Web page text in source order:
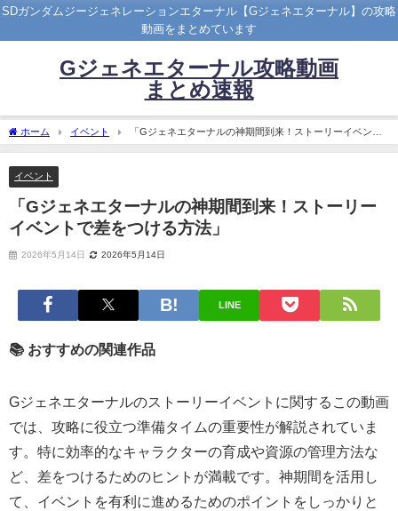
SDガンダムジージェネレーションエターナル【Gジェネエターナル】の攻略
動画をまとめています
Gジェネエターナル攻略動画
まとめ速報
ホーム イベント
「Gジェネエターナルの神期間到来！ストーリーイベント
で差をつける方法」
イベント
「Gジェネエターナルの神期間到来！ストーリー
イベントで差をつける方法」
2026年5月14日 2026年5月14日
LINE
📚 おすすめの関連作品
Gジェネエターナルのストーリーイベントに関するこの動画
では、攻略に役立つ準備タイムの重要性が解説されていま
す。特に効率的なキャラクターの育成や資源の管理方法な
ど、差をつけるためのヒントが満載です。神期間を活用し
て、イベントを有利に進めるためのポイントをしっかりと